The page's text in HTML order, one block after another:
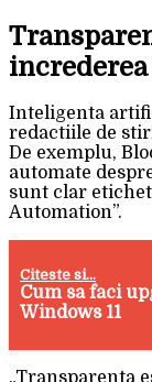
Inteligenta
redactiile de
De exemplu,
automate
sunt clar
Automation”.
Citeste si...
Cum sa faci
Windows 11